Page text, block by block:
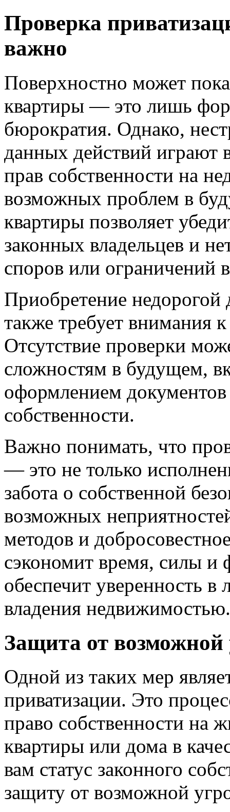
Проверка
важно
Поверхностно может
квартиры — это лишь
бюрократия. Однако,
данных действий играют
прав собственности на
возможных проблем в
квартиры позволяет
законных владельцев и
споров или ограничений
Приобретение недорогой
также требует внимания
Отсутствие проверки
сложностям в будущем,
оформлением
собственности.
Важно понимать, что
— это не только
забота о собственной
возможных
методов и
сэкономит время, силы и
обеспечит уверенность в
владения недвижимостью.
Защита от
Одной из таких мер
приватизации. Это
право собственности на
квартиры или дома в
вам статус законного
защиту от возможной